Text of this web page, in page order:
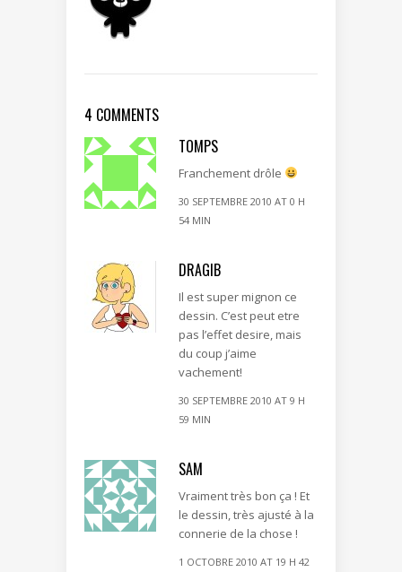
4 COMMENTS
TOMPS
Franchement drôle
30 SEPTEMBRE 2010 AT 0 H
54 MIN
DRAGIB
Il est super mignon ce
dessin. C’est peut etre
pas l’effet desire, mais
du coup j’aime
vachement!
30 SEPTEMBRE 2010 AT 9 H
59 MIN
SAM
Vraiment très bon ça ! Et
le dessin, très ajusté à la
connerie de la chose !
1 OCTOBRE 2010 AT 19 H 42